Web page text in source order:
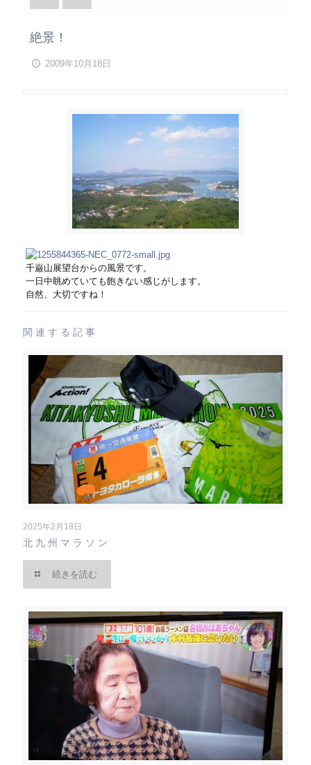
絶景！
2009年10月18日
千巌山展望台からの風景です。
一日中眺めていても飽きない感じがします。
自然、大切ですね！
関連する記事
2025年2月18日
北九州マラソン
続きを読む